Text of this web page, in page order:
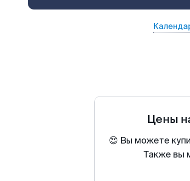
Цены
😍 Вы можете
Также вы